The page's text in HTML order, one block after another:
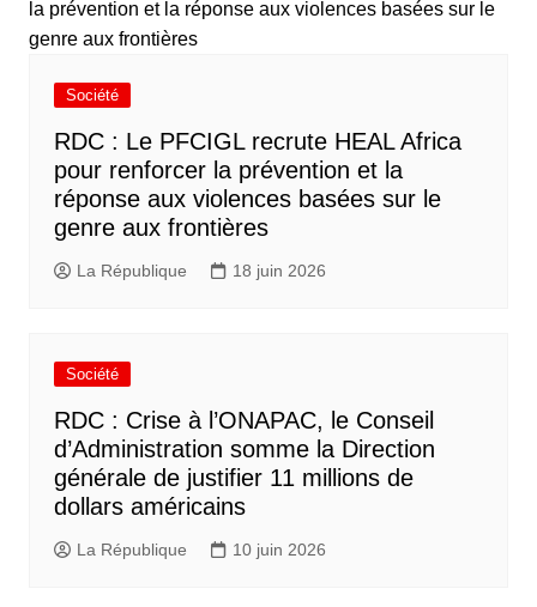
Société
RDC : Le PFCIGL recrute HEAL Africa
pour renforcer la prévention et la
réponse aux violences basées sur le
genre aux frontières
La République 18 juin 2026
Société
RDC : Crise à l’ONAPAC, le Conseil
d’Administration somme la Direction
générale de justifier 11 millions de
dollars américains
La République 10 juin 2026